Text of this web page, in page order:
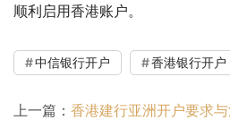
顺利启用香港账户。
中信银行开户 香港银行开户
上一篇： 香港建行亚洲开户要求